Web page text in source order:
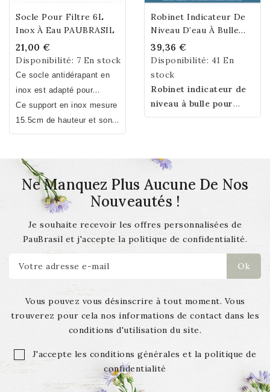
Socle Pour Filtre 6L
Inox À Eau PAUBRASIL
21,00 €
Disponibilité: 7 En stock
Ce socle antidérapant en
inox est adapté pour
recevoir les fontaines
filtrantes à eau en inox de
6L PAUBRASIL. Il peut
pour d'autres marques de
fontaines filtrantes.
Ce support en inox mesure
15.5cm de hauteur et son
diamètre est de 20cm pour
Robinet Indicateur De
Niveau D’eau À Bulle
Pour Fontaine Filtrante
Inox 9 L / 12 L
39,36 €
Disponibilité: 41 En
stock
Robinet indicateur de
niveau à bulle pour
fontaine filtrante inox
facilement le niveau
en verre et optimisez la
capacité utile de votre
fontaine. Compatible
avec les modèles 9 / 12
Ne Manquez Plus Aucune De Nos
Nouveautés !
Je souhaite recevoir les offres personnalisées de
PauBrasil et j'accepte la politique de confidentialité.
Vous pouvez vous désinscrire à tout moment. Vous
trouverez pour cela nos informations de contact dans les
conditions d'utilisation du site.
J'accepte les conditions générales et la politique de
confidentialité